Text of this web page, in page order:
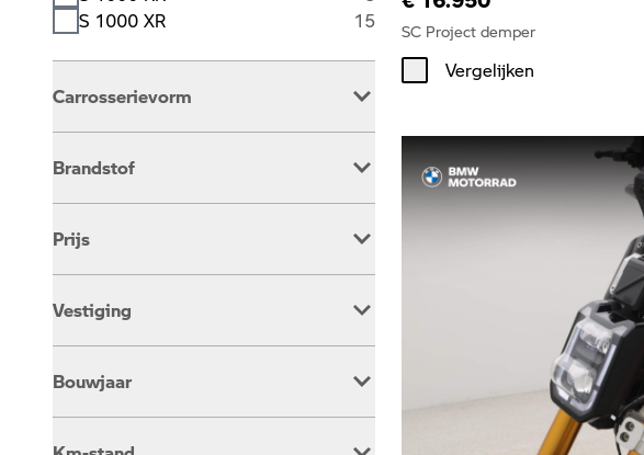
S 1000 XR
15
Carrosserievorm
Brandstof
Elektrisch
8
Prijs
Vestiging
Dusseldorp Barendrecht
102
Dusseldorp Den Haag
128
Bouwjaar
SC Project demper
Vergelijken